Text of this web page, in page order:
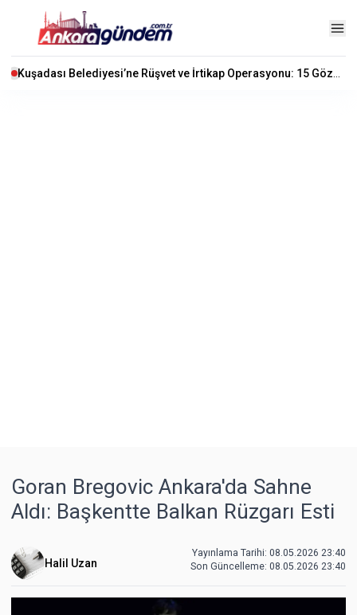
Goran Bregovic Ankara'da Sahne
Aldı: Başkentte Balkan Rüzgarı Esti
Halil Uzan
Yayınlama Tarihi: 08.05.2026 23:40
Son Güncelleme: 08.05.2026 23:40